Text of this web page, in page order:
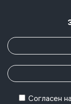
Согласен